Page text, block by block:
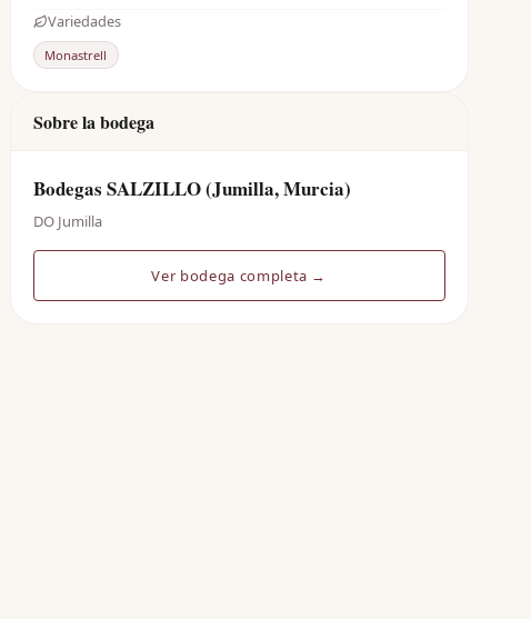
Variedades
Monastrell
Sobre la bodega
Bodegas SALZILLO (Jumilla, Murcia)
DO Jumilla
Ver bodega completa →